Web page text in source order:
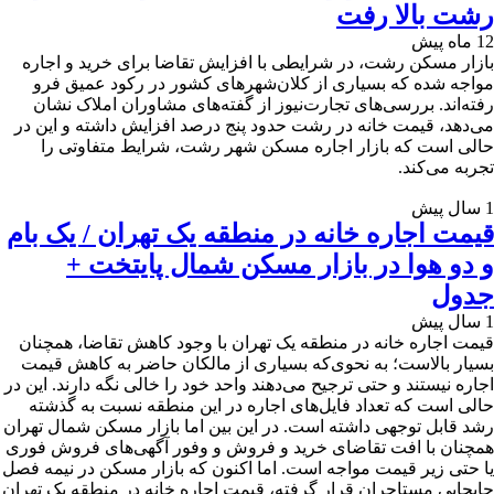
رشت بالا رفت
12 ماه پیش
بازار مسکن رشت، در شرایطی با افزایش تقاضا برای خرید و اجاره
مواجه شده که بسیاری از کلان‌شهرهای کشور در رکود عمیق فرو
رفته‌اند. بررسی‌های تجارت‌نیوز از گفته‌های مشاوران املاک نشان
می‌دهد، قیمت خانه در رشت حدود پنج درصد افزایش داشته و این در
حالی است که بازار اجاره مسکن شهر رشت، شرایط متفاوتی را
تجربه می‌کند.
1 سال پیش
قیمت اجاره خانه در منطقه یک تهران / یک بام
و دو هوا در بازار مسکن شمال پایتخت +
جدول
1 سال پیش
قیمت اجاره خانه در منطقه یک تهران با وجود کاهش تقاضا، همچنان
بسیار بالاست؛ به نحوی‌که بسیاری از مالکان حاضر به کاهش قیمت
اجاره نیستند و حتی ترجیح می‌دهند واحد خود را خالی نگه دارند. این در
حالی است که تعداد فایل‌های اجاره در این منطقه نسبت به گذشته
رشد قابل توجهی داشته است. در این بین اما بازار مسکن شمال تهران
همچنان با افت تقاضای خرید و فروش و وفور آگهی‌های فروش فوری
یا حتی زیر قیمت مواجه است. اما اکنون که بازار مسکن در نیمه فصل
جابجایی مستاجران قرار گرفته، قیمت اجاره خانه در منطقه یک تهران